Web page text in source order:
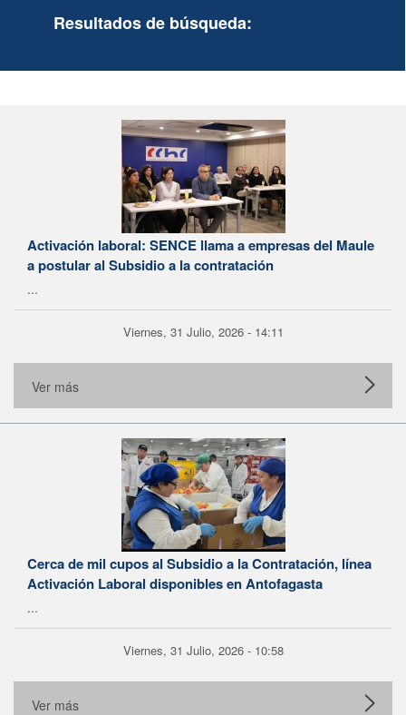
Resultados de búsqueda:
Activación laboral: SENCE llama a empresas del Maule
a postular al Subsidio a la contratación
...
Viernes, 31 Julio, 2026 - 14:11
Ver más
Cerca de mil cupos al Subsidio a la Contratación, línea
Activación Laboral disponibles en Antofagasta
...
Viernes, 31 Julio, 2026 - 10:58
Ver más